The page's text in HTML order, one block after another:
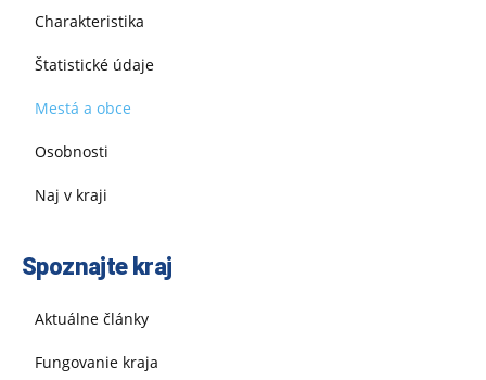
Charakteristika
Štatistické údaje
Mestá a obce
Osobnosti
Naj v kraji
Spoznajte kraj
Aktuálne články
Fungovanie kraja